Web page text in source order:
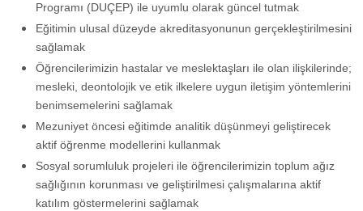
Programı (DUÇEP) ile uyumlu olarak güncel tutmak
Eğitimin ulusal düzeyde akreditasyonunun gerçekleştirilmesini
sağlamak
Öğrencilerimizin hastalar ve meslektaşları ile olan ilişkilerinde;
mesleki, deontolojik ve etik ilkelere uygun iletişim yöntemlerini
benimsemelerini sağlamak
Mezuniyet öncesi eğitimde analitik düşünmeyi geliştirecek
aktif öğrenme modellerini kullanmak
Sosyal sorumluluk projeleri ile öğrencilerimizin toplum ağız
sağlığının korunması ve geliştirilmesi çalışmalarına aktif
katılım göstermelerini sağlamak